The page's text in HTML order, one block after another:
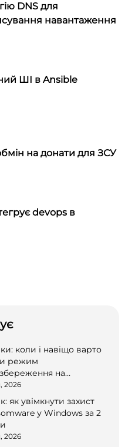
DNS для
навантаження
ШІ в Ansible
на донати для ЗСУ
devops в
коли і навіщо варто
режим
на
2026
як увімкнути захист
у Windows за 2
2026